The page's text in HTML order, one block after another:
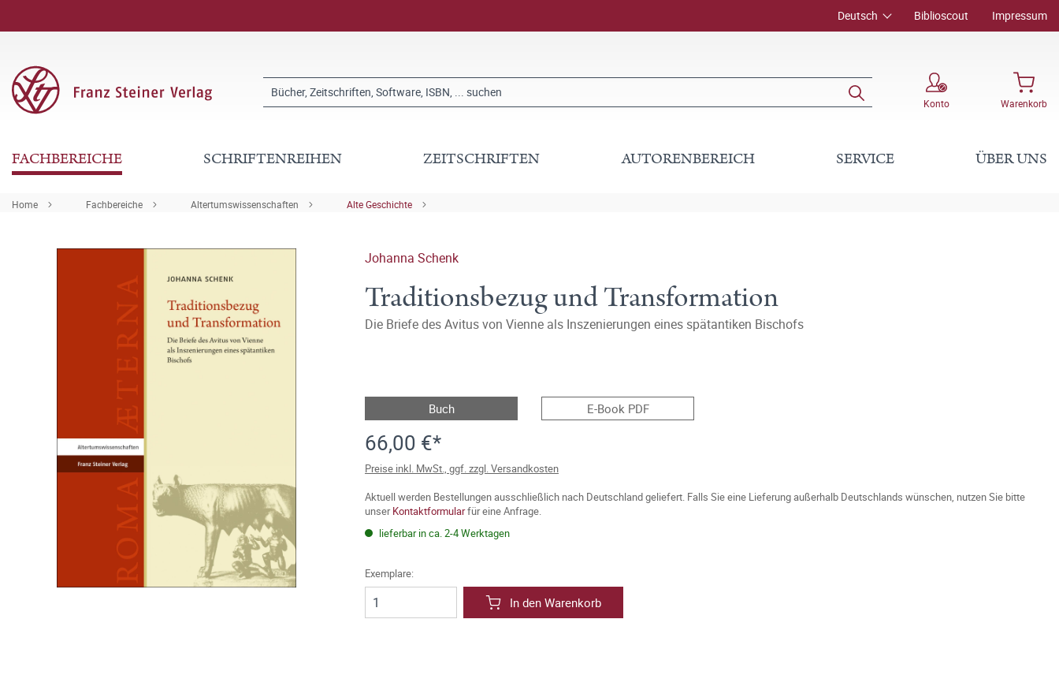
Deutsch Biblioscout Impressum
Konto Warenkorb
FACHBEREICHE SCHRIFTENREIHEN ZEITSCHRIFTEN AUTORENBEREICH SERVICE ÜBER UNS
Home Fachbereiche Altertumswissenschaften Alte Geschichte
Johanna Schenk
Traditionsbezug und Transformation
Die Briefe des Avitus von Vienne als Inszenierungen eines spätantiken Bischofs
Buch E-Book PDF
66,00 €*
Preise inkl. MwSt., ggf. zzgl. Versandkosten
Aktuell werden Bestellungen ausschließlich nach Deutschland geliefert. Falls Sie eine Lieferung außerhalb Deutschlands wünschen, nutzen Sie bitte
unserKontaktformularfür eine Anfrage.
lieferbar in ca. 2-4 Werktagen
Exemplare:
In den Warenkorb